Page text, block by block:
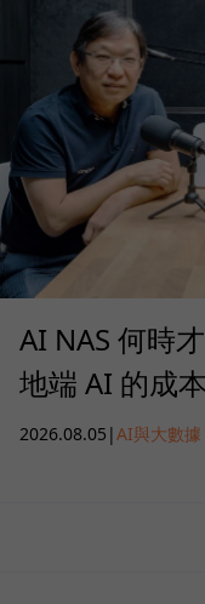
AI NAS 何時
地端 AI 的成
2026.08.05 |AI與大數據